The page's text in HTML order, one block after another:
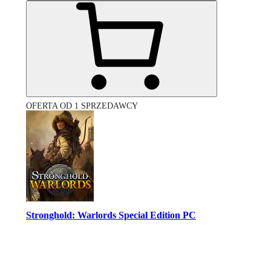
OFERTA OD 1 SPRZEDAWCY
Stronghold: Warlords Special Edition PC